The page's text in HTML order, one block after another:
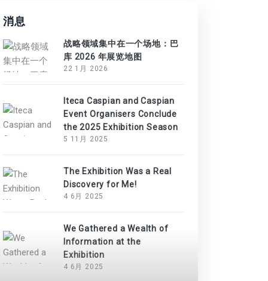
消息
战略领域集中在一个场地：巴
库 2026 年展览地图
22 1月 2026
Iteca Caspian and Caspian
Event Organisers Conclude
the 2025 Exhibition Season
5 11月 2025
The Exhibition Was a Real
Discovery for Me!
4 6月 2025
We Gathered a Wealth of
Information at the
Exhibition
4 6月 2025